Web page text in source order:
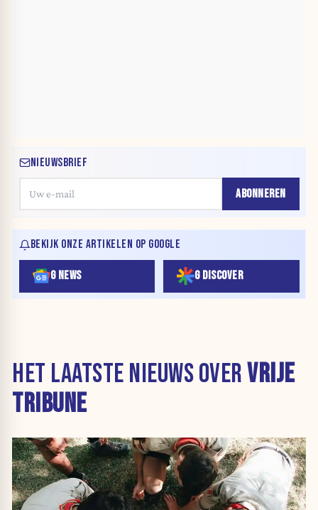
NIEUWSBRIEF
ABONNEREN
BEKIJK ONZE ARTIKELEN OP GOOGLE
G NEWS G DISCOVER
HET LAATSTE NIEUWS OVERVRIJE
TRIBUNE